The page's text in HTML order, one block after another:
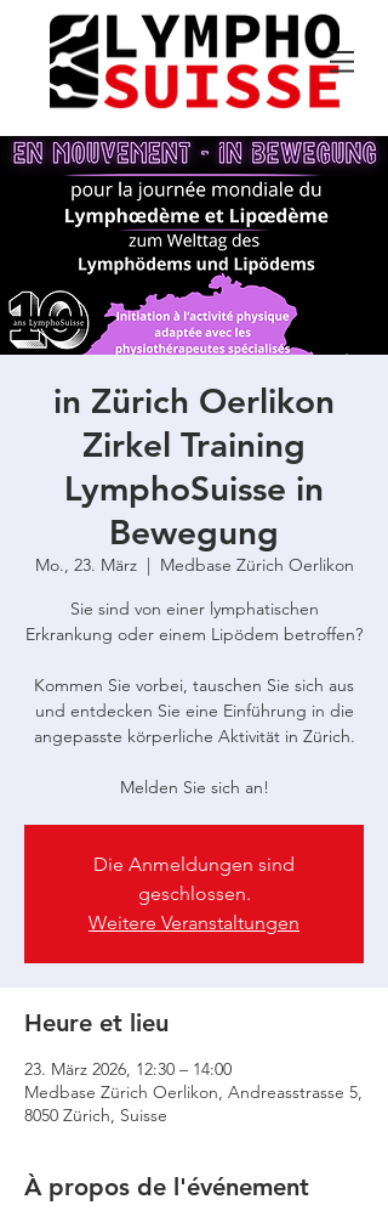
in Zürich Oerlikon
Zirkel Training
LymphoSuisse in
Bewegung
Mo., 23. März
  |
Medbase Zürich Oerlikon
Sie sind von einer lymphatischen
Erkrankung oder einem Lipödem betroffen?
Kommen Sie vorbei, tauschen Sie sich aus
und entdecken Sie eine Einführung in die
angepasste körperliche Aktivität in Zürich.
Melden Sie sich an!
Die Anmeldungen sind
geschlossen.
Weitere Veranstaltungen
Heure et lieu
23. März 2026, 12:30 – 14:00
Medbase Zürich Oerlikon, Andreasstrasse 5,
8050 Zürich, Suisse
À propos de l'événement